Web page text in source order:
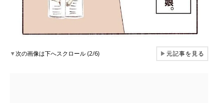
▼次の画像は下へスクロール (2/6) ▶元記事を見る